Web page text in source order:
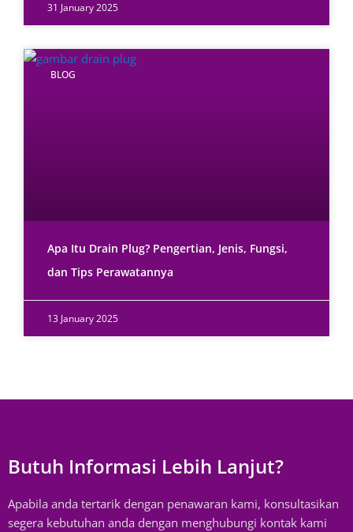
31 January 2025
BLOG
Apa Itu Drain Plug? Pengertian, Jenis, Fungsi,
dan Tips Perawatannya
13 January 2025
Butuh Informasi Lebih Lanjut?
Apabila anda tertarik dengan penawaran kami, konsultasikan
segera kebutuhan anda dengan menghubungi kontak kami